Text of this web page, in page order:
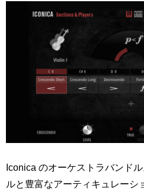
Iconica のオーケストラバンド
ルと豊富なアーティキュレーシ